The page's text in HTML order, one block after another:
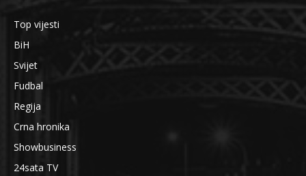
Top vijesti
BiH
Svijet
Fudbal
Regija
Crna hronika
Showbusiness
24sata TV